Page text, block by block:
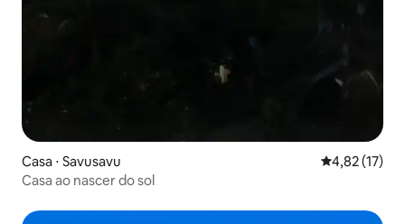
Casa ⋅ Savusavu 4,82 de uma
4,82 (17)
Casa ao nascer do sol